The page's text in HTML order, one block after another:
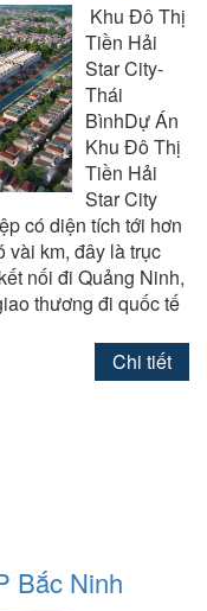
Khu Đô Thị
Tiền Hải
Star City-
Thái
BìnhDự Án
Khu Đô Thị
Tiền Hải
Star City
có diện tích tới hơn
vài km, đây là trục
nối đi Quảng Ninh,
thương đi quốc tế
Chi tiết
Bắc Ninh